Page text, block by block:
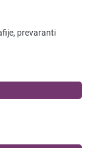
prevaranti